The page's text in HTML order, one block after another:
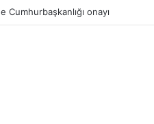
Cumhurbaşkanlığı onayı